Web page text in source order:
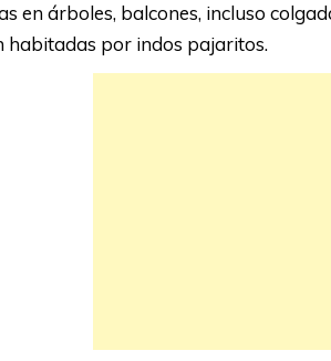
en árboles, balcones, incluso
habitadas por indos pajaritos.